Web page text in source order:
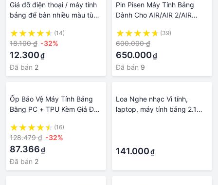
Giá đỡ điện thoại / máy tính
bảng để bàn nhiều màu tùy
(14)
18.100 ₫ -32%
12.300₫
Đã bán 2
Pin Pisen Máy Tính Bảng
Dành Cho AIR/AIR 2/AIR
9.7/PRO 10.5/GEN 5/GEN
6/GEN 7
(39)
600.000 ₫
650.000₫
Đã bán 9
Ốp Bảo Vệ Máy Tính Bảng
Bằng PC + TPU Kèm Giá Đỡ
10.5 / 10.2 9.7 12.9 Inch
10th 9th 8th 7th 6th 5th
(16)
128.479 ₫ -32%
87.366₫
Đã bán 2
Loa Nghe nhạc Vi tính,
laptop, máy tính bảng 2.1
141.000₫